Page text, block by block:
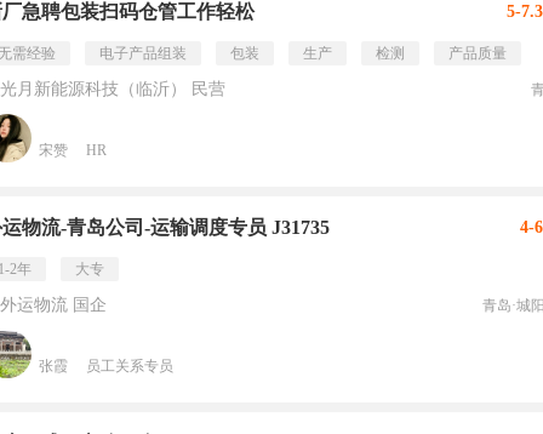
急聘包装扫码仓管工作轻松 5-
需经验 电子产品组装 包装 生产 检测 产品质量
月新能源科技（临沂） 民营
宋赞 HR
物流-青岛公司-运输调度专员 J31735 4-
2年 大专
运物流 国企 青岛·城
张霞 员工关系专员